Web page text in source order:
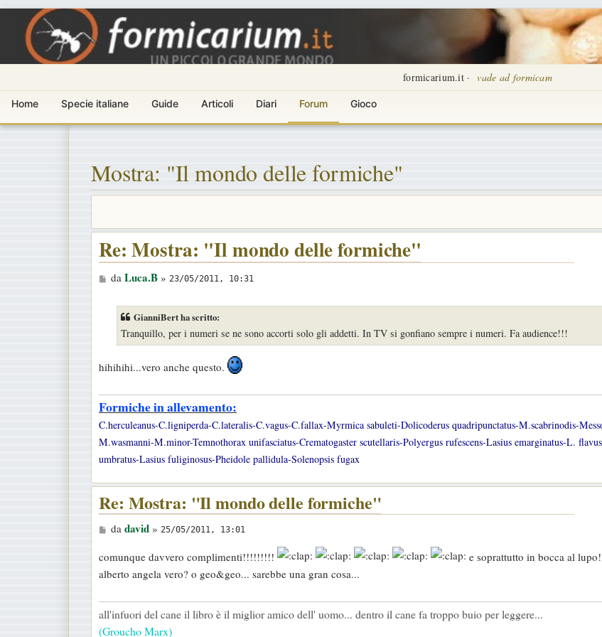
formicarium.it · vade ad formicam
Home Specie italiane Guide Articoli Diari Forum Gioco
Mostra: "Il mondo delle formiche"
Re: Mostra: "Il mondo delle formiche"
M
g
i
o
da Luca.B» 23/05/2011, 10:31
GianniBert ha scritto:
Tranquillo, per i numeri se ne sono accorti solo gli addetti. In TV si gonfiano sempre i numeri. Fa audience!!!
hihihihi...vero anche questo.
Formiche in allevamento:
C.herculeanus-C.ligniperda-C.lateralis-C.vagus-C.fallax-Myrmica sabuleti-Dolicoderus quadripunctatus-M.scabrinodis-
M.wasmanni-M.minor-Temnothorax unifasciatus-Crematogaster scutellaris-Polyergus rufescens-Lasius emarginatus-L.
umbratus-Lasius fuliginosus-Pheidole pallidula-Solenopsis fugax
Re: Mostra: "Il mondo delle formiche"
M
s
s
g
g
da david» 25/05/2011, 13:01
comunque davvero complimenti!!!!!!!!!
e soprattutto in bocca al
alberto angela vero? o geo&geo... sarebbe una gran cosa...
all'infuori del cane il libro è il miglior amico dell' uomo... dentro il cane fa troppo buio per leggere...
(Groucho Marx)